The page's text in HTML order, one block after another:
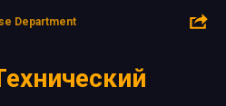
Department